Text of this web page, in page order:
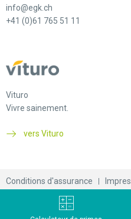
info@egk.ch
+41 (0)61 765 51 11
Vituro
Vivre sainement.
vers Vituro
Conditions d'assurance
© 2026 EGK-Caisse de santé